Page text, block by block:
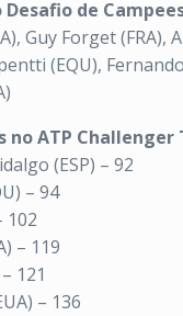
de
Guy Forget (FRA),
(EQU),
no ATP Challenger
(ESP) – 92
– 94
102
– 119
121
– 136